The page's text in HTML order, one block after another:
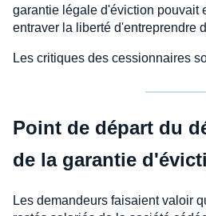
garantie légale d'éviction pouvait
entraver la liberté d'entreprendre
Les critiques des cessionnaires
Point de départ du
de la garantie
Les demandeurs faisaient valoir